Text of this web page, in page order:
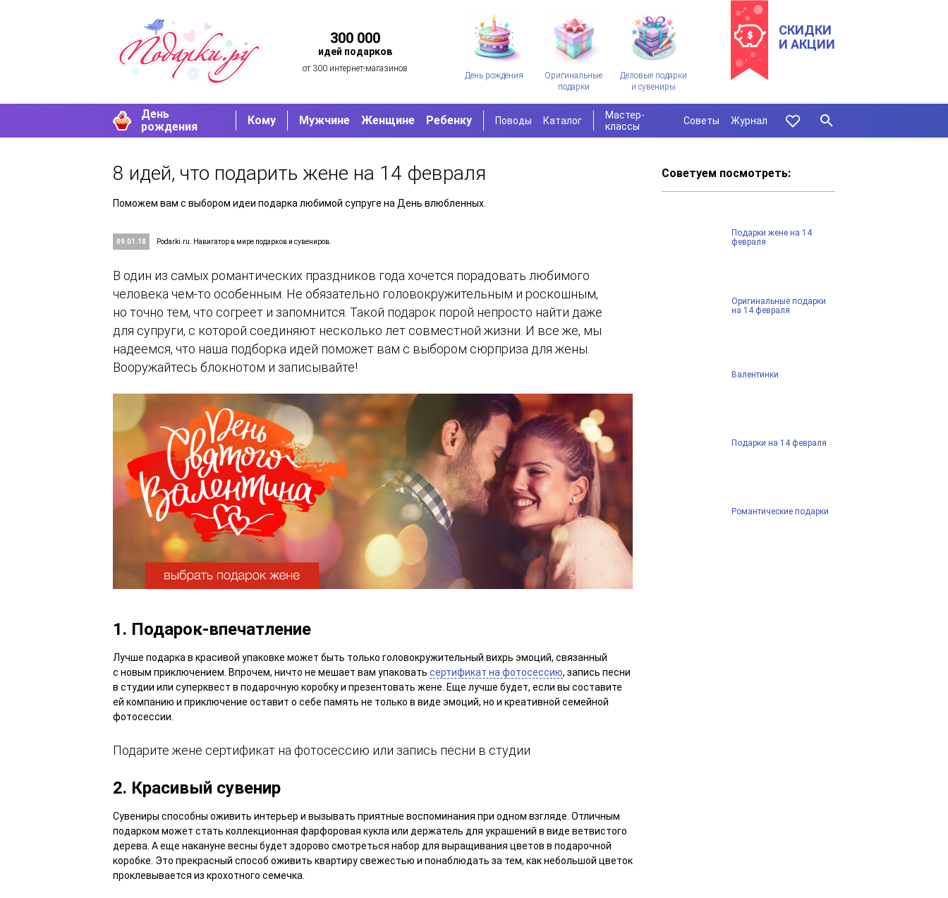
300 000
идей подарков
от 300 интернет-магазинов
День рождения
Оригинальные
подарки
Деловые подарки
и сувениры
СКИДКИ
И АКЦИИ
День
рождения
Кому Мужчине Женщине Ребенку Поводы Каталог
Мастер-
классы
Советы Журнал
8 идей, что подарить жене на 14 февраля
Поможем вам с выбором идеи подарка любимой супруге на День влюбленных.
09.01.18 Podarki.ru. Навигатор в мире подарков и сувениров.
В один из самых романтических праздников года хочется порадовать любимого
человека чем-то особенным. Не обязательно головокружительным и роскошным,
но точно тем, что согреет и запомнится. Такой подарок порой непросто найти даже
для супруги, с которой соединяют несколько лет совместной жизни. И все же, мы
надеемся, что наша подборка идей поможет вам с выбором сюрприза для жены.
Вооружайтесь блокнотом и записывайте!
1. Подарок-впечатление
Лучше подарка в красивой упаковке может быть только головокружительный вихрь эмоций, связанный
с новым приключением. Впрочем, ничто не мешает вам упаковать сертификат на фотосессию, запись песни
в студии или суперквест в подарочную коробку и презентовать жене. Еще лучше будет, если вы составите
ей компанию и приключение оставит о себе память не только в виде эмоций, но и креативной семейной
фотосессии.
Подарите жене сертификат на фотосессию или запись песни в студии
2. Красивый сувенир
Сувениры способны оживить интерьер и вызывать приятные воспоминания при одном взгляде. Отличным
подарком может стать коллекционная фарфоровая кукла или держатель для украшений в виде ветвистого
дерева. А еще накануне весны будет здорово смотреться набор для выращивания цветов в подарочной
коробке. Это прекрасный способ оживить квартиру свежестью и понаблюдать за тем, как небольшой цветок
проклевывается из крохотного семечка.
Советуем посмотреть:
Подарки жене на 14
февраля
Оригинальные подарки
на 14 февраля
Валентинки
Подарки на 14 февраля
Романтические подарки